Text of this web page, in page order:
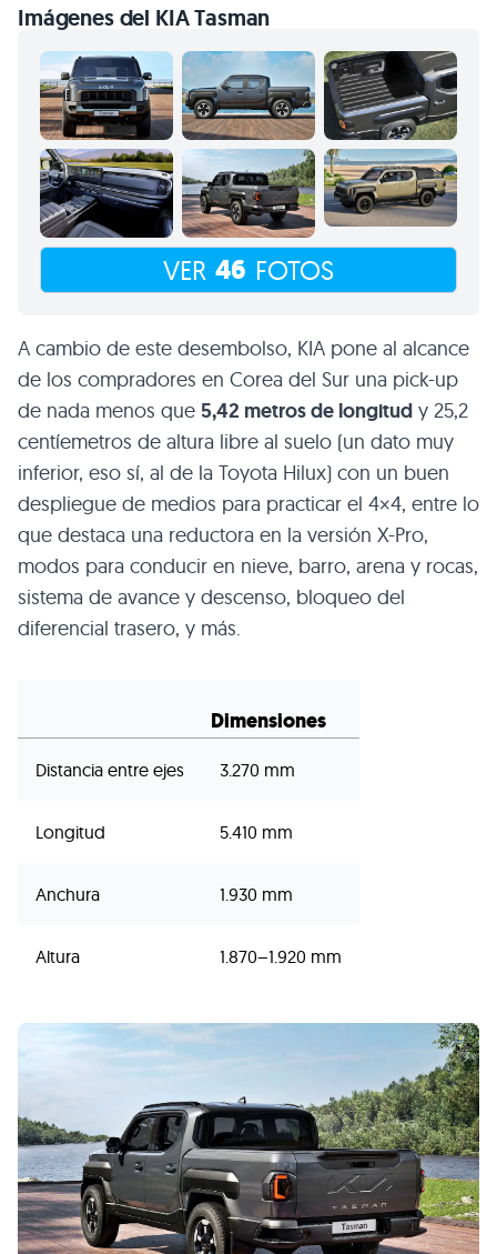
Imágenes del KIA Tasman
VER 46 FOTOS
A cambio de este desembolso, KIA pone al alcance
de los compradores en Corea del Sur una pick-up
de nada menos que 5,42 metros de longitud y 25,2
centíemetros de altura libre al suelo (un dato muy
inferior, eso sí, al de la Toyota Hilux) con un buen
despliegue de medios para practicar el 4×4, entre lo
que destaca una reductora en la versión X-Pro,
modos para conducir en nieve, barro, arena y rocas,
sistema de avance y descenso, bloqueo del
diferencial trasero, y más.
Dimensiones
Distancia entre ejes 3.270 mm
Longitud 5.410 mm
Anchura 1.930 mm
Altura 1.870–1.920 mm